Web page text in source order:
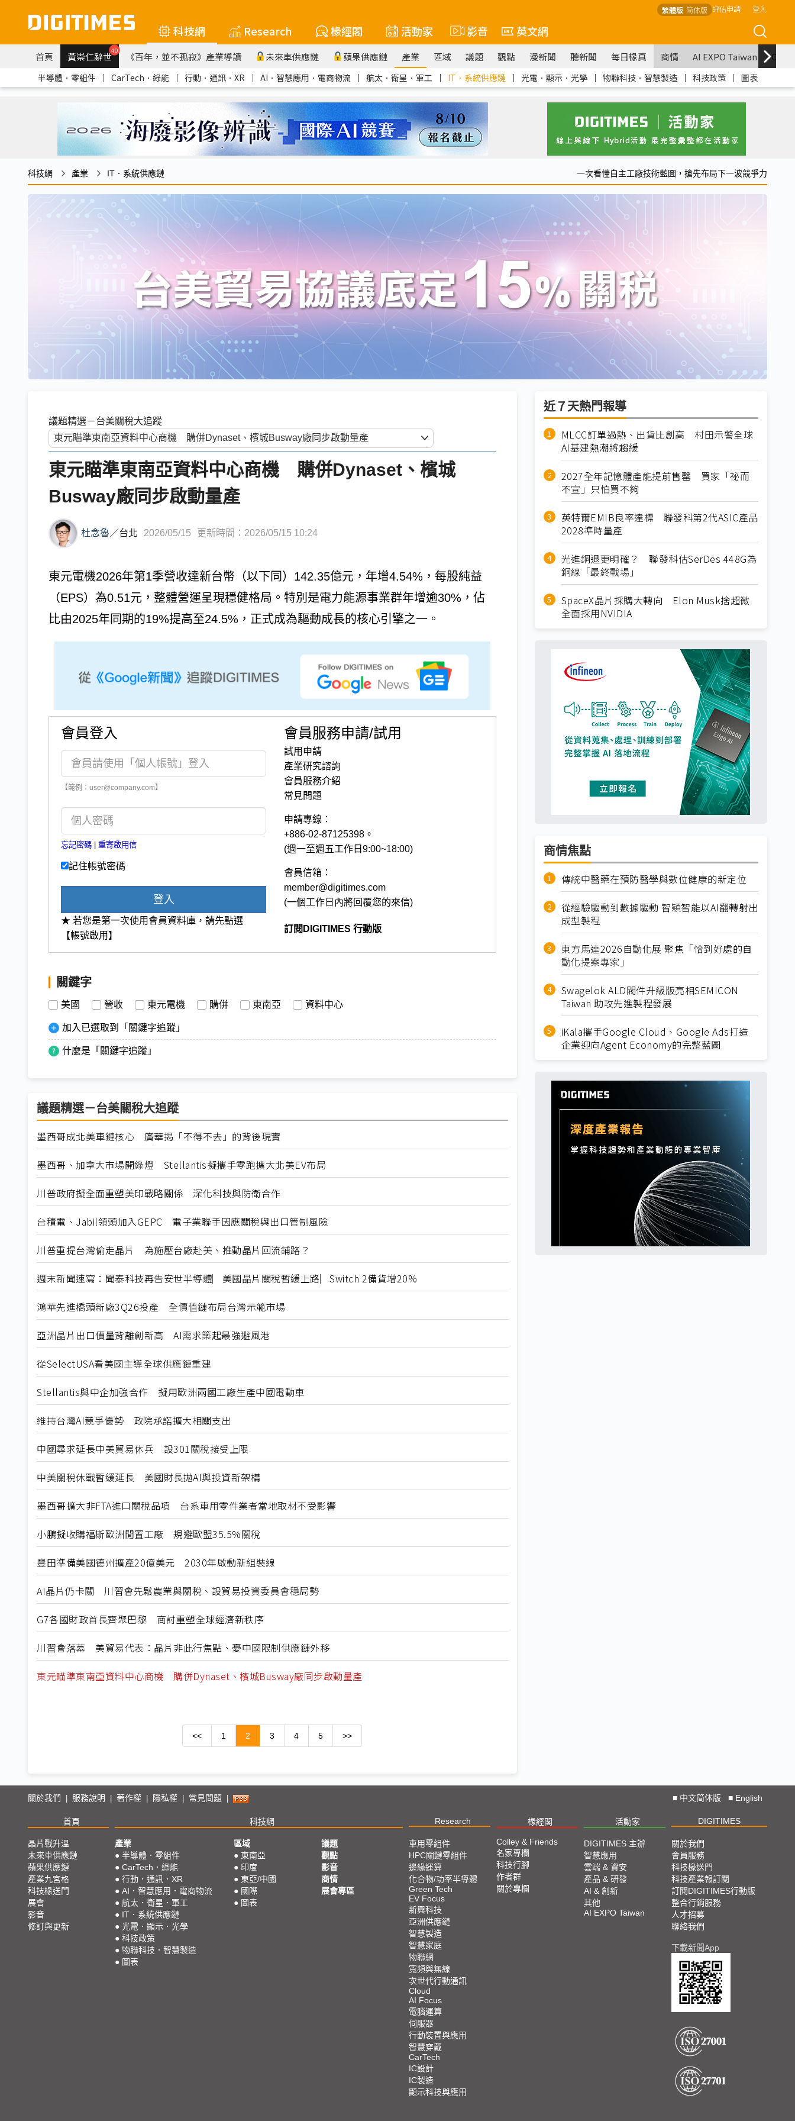
繁體版 简体版 評估申請 登入
科技網 Research 椽經閣 活動家 影音 英文網
首頁 黃崇仁辭世40 《百年，並不孤寂》產業導讀 未來車供應鏈 蘋果供應鏈 產業 區域 議題 觀點 漫新聞 聽新聞 每日椽真 商情 AI EXPO Taiwan
半導體．零組件 ｜ CarTech．綠能 ｜ 行動．通訊．XR ｜ AI．智慧應用．電商物流 ｜ 航太．衛星．軍工 ｜ IT．系統供應鏈 ｜ 光電．顯示．光學 ｜ 物聯科技．智慧製造 ｜ 科技政策 ｜ 圖表
科技網 產業 IT．系統供應鏈 一次看懂自主工廠技術藍圖，搶先布局下一波競爭力
議題精選－台美關稅大追蹤
東元瞄準東南亞資料中心商機 購併Dynaset、檳城
Busway廠同步啟動量產
杜念魯／台北 2026/05/15 更新時間：2026/05/15 10:24
東元電機2026年第1季營收達新台幣（以下同）142.35億元，年增4.54%，每股純益
（EPS）為0.51元，整體營運呈現穩健格局。特別是電力能源事業群年增逾30%，佔
比由2025年同期的19%提高至24.5%，正式成為驅動成長的核心引擎之一。
會員登入
【範例：user@company.com】
忘記密碼 重寄啟用信
記住帳號密碼
登入
★ 若您是第一次使用會員資料庫，請先點選
【帳號啟用】
會員服務申請/試用
試用申請
產業研究諮詢
會員服務介紹
常見問題
申請專線：
+886-02-87125398。
(週一至週五工作日9:00~18:00)
會員信箱：
member@digitimes.com
(一個工作日內將回覆您的來信)
訂閱DIGITIMES 行動版
關鍵字
美國 營收 東元電機 購併 東南亞 資料中心
加入已選取到「關鍵字追蹤」
什麼是「關鍵字追蹤」
議題精選－台美關稅大追蹤
墨西哥成北美車鏈核心 廣華揭「不得不去」的背後現實
墨西哥、加拿大市場開綠燈 Stellantis擬攜手零跑擴大北美EV布局
川普政府擬全面重塑美印戰略關係 深化科技與防衛合作
台積電、Jabil領頭加入GEPC 電子業聯手因應關稅與出口管制風險
川普重提台灣偷走晶片 為施壓台廠赴美、推動晶片回流鋪路？
週末新聞速寫：聞泰科技再告安世半導體︳美國晶片關稅暫緩上路︳Switch 2備貨增20%
鴻華先進橋頭新廠3Q26投產 全價值鏈布局台灣示範市場
亞洲晶片出口價量背離創新高 AI需求築起最強避風港
從SelectUSA看美國主導全球供應鏈重建
Stellantis與中企加強合作 擬用歐洲兩國工廠生產中國電動車
維持台灣AI競爭優勢 政院承諾擴大相關支出
中國尋求延長中美貿易休兵 設301關稅接受上限
中美關稅休戰暫緩延長 美國財長拋AI與投資新架構
墨西哥擴大非FTA進口關稅品項 台系車用零件業者當地取材不受影響
小鵬擬收購福斯歐洲閒置工廠 規避歐盟35.5%關稅
豐田準備美國德州擴產20億美元 2030年啟動新組裝線
AI晶片仍卡關 川習會先鬆農業與關稅、設貿易投資委員會穩局勢
G7各國財政首長齊聚巴黎 商討重塑全球經濟新秩序
川習會落幕 美貿易代表：晶片非此行焦點、憂中國限制供應鏈外移
東元瞄準東南亞資料中心商機 購併Dynaset、檳城Busway廠同步啟動量產
<< 1 2 3 4 5 >>
近７天熱門報導
MLCC訂單過熱、出貨比創高 村田示警全球
AI基建熱潮將趨緩
2027全年記憶體產能提前售罄 買家「祕而
不宣」只怕買不夠
英特爾EMIB良率達標 聯發科第2代ASIC產品
2028準時量產
光進銅退更明確？ 聯發科估SerDes 448G為
銅線「最終戰場」
SpaceX晶片採購大轉向 Elon Musk捨超微
全面採用NVIDIA
商情焦點
傳統中醫藥在預防醫學與數位健康的新定位
從經驗驅動到數據驅動 智穎智能以AI翻轉射出
成型製程
東方馬達2026自動化展 聚焦「恰到好處的自
動化提案專家」
Swagelok ALD閥件升級版亮相SEMICON
Taiwan 助攻先進製程發展
iKala攜手Google Cloud、Google Ads打造
企業迎向Agent Economy的完整藍圖
關於我們 服務說明 著作權 隱私權 常見問題 ■ 中文简体版 ■ English
首頁 科技網 Research 椽經閣 活動家 DIGITIMES
晶片戰升溫
未來車供應鏈
蘋果供應鏈
產業九宮格
科技椽送門
展會
影音
修訂與更新
產業
● 半導體．零組件
● CarTech．綠能
● 行動．通訊．XR
● AI．智慧應用．電商物流
● 航太．衛星．軍工
● IT．系統供應鏈
● 光電．顯示．光學
● 科技政策
● 物聯科技．智慧製造
● 圖表
區域
● 東南亞
● 印度
● 東亞/中國
● 國際
● 圖表
議題
觀點
影音
商情
展會專區
車用零組件
HPC關鍵零組件
邊緣運算
化合物/功率半導體
Green Tech
EV Focus
新興科技
亞洲供應鏈
智慧製造
智慧家庭
物聯網
寬頻與無線
次世代行動通訊
Cloud
AI Focus
電腦運算
伺服器
行動裝置與應用
智慧穿戴
CarTech
IC設計
IC製造
顯示科技與應用
Colley & Friends
名家專欄
科技行腳
作者群
關於專欄
DIGITIMES 主辦
智慧應用
雲端 & 資安
產品 & 研發
AI & 創新
其他
AI EXPO Taiwan
關於我們
會員服務
科技椽送門
科技產業報訂閱
訂閱DIGITIMES行動版
整合行銷服務
人才招募
聯絡我們
下載新聞App